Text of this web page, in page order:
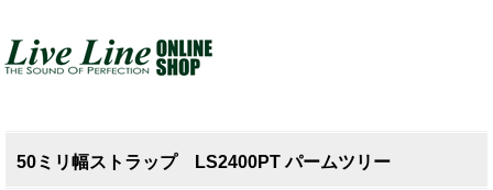
50ミリ幅ストラップ LS2400PT パームツリー